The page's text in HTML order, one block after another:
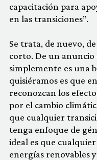
capacitación para
en las transiciones”.
Se trata, de nuevo,
corto. De un anuncio
simplemente es una
quisiéramos es que
reconozcan los
por el cambio
que cualquier
tenga enfoque de
ideal es que
energías renovables